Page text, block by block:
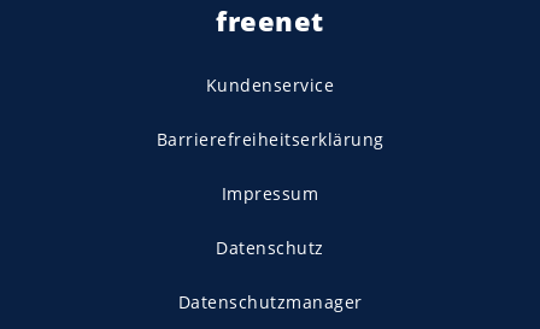
freenet
Kundenservice
Barrierefreiheitserklärung
Impressum
Datenschutz
Datenschutzmanager